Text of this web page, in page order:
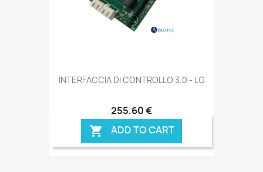
INTERFACCIA DI CONTROLLO 3.0 - LG
255,60 €
 ADD TO CART